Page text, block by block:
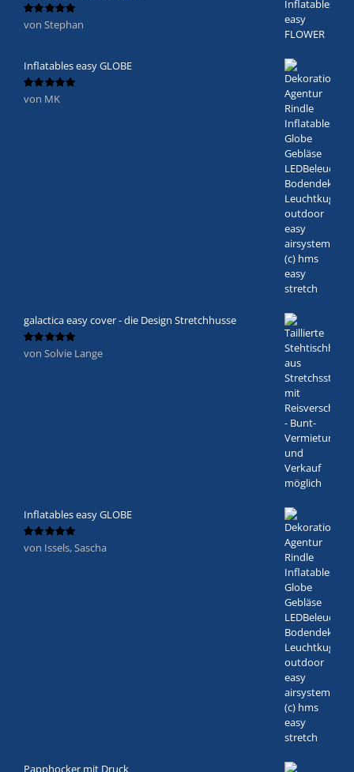
Bewertet
von 5
von Stephan
Inflatables easy GLOBE
Bewertet
von MK
galactica easy cover - die Design Stretchhusse
Bewertet
von Solvie Lange
Inflatables easy GLOBE
Bewertet
von Issels, Sascha
Papphocker mit Druck